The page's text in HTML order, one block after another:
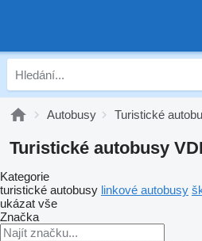
Autobusy Turistické
Turistické autobusy
Kategorie
turistické autobusy linkové autobusy
ukázat vše
Značka